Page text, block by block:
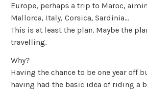
Europe, perhaps a trip to Maroc,
Mallorca, Italy, Corsica, Sardinia…
This is at least the plan. Maybe the
travelling.
Why?
Having the chance to be one year off
having had the basic idea of riding a